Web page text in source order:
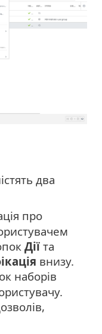
два
про
Дії та
внизу.
наборів